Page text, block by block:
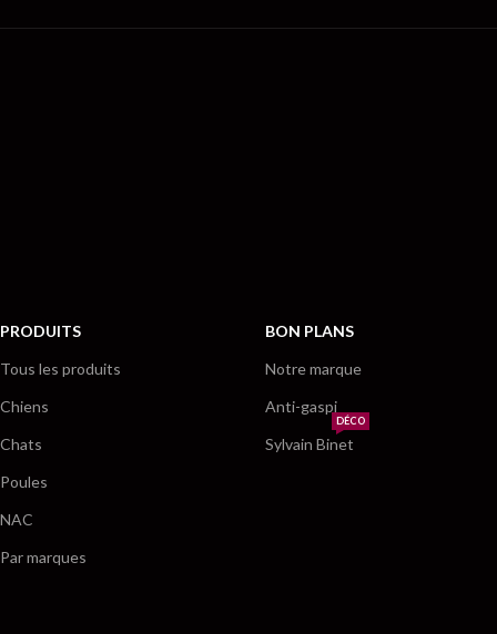
PRODUITS
Tous les produits
Chiens
Chats
Poules
NAC
Par marques
BON PLANS
Notre marque
Anti-gaspi
Sylvain Binet
DÉCO